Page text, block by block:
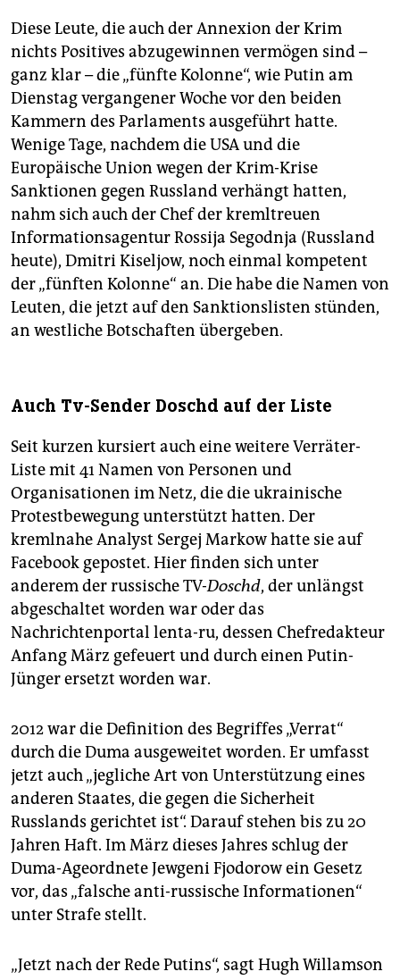
Diese Leute, die auch der Annexion der Krim
nichts Positives abzugewinnen vermögen sind –
ganz klar – die „fünfte Kolonne“, wie Putin am
Dienstag vergangener Woche vor den beiden
Kammern des Parlaments ausgeführt hatte.
Wenige Tage, nachdem die USA und die
Europäische Union wegen der Krim-Krise
Sanktionen gegen Russland verhängt hatten,
nahm sich auch der Chef der kremltreuen
Informationsagentur Rossija Segodnja (Russland
heute), Dmitri Kiseljow, noch einmal kompetent
der „fünften Kolonne“ an. Die habe die Namen von
Leuten, die jetzt auf den Sanktionslisten stünden,
an westliche Botschaften übergeben.
Auch Tv-Sender Doschd auf der Liste
Seit kurzen kursiert auch eine weitere Verräter-
Liste mit 41 Namen von Personen und
Organisationen im Netz, die die ukrainische
Protestbewegung unterstützt hatten. Der
kremlnahe Analyst Sergej Markow hatte sie auf
Facebook gepostet. Hier finden sich unter
anderem der russische TV-Doschd, der unlängst
abgeschaltet worden war oder das
Nachrichtenportal lenta-ru, dessen Chefredakteur
Anfang März gefeuert und durch einen Putin-
Jünger ersetzt worden war.
2012 war die Definition des Begriffes „Verrat“
durch die Duma ausgeweitet worden. Er umfasst
jetzt auch „jegliche Art von Unterstützung eines
anderen Staates, die gegen die Sicherheit
Russlands gerichtet ist“. Darauf stehen bis zu 20
Jahren Haft. Im März dieses Jahres schlug der
Duma-Ageordnete Jewgeni Fjodorow ein Gesetz
vor, das „falsche anti-russische Informationen“
unter Strafe stellt.
„Jetzt nach der Rede Putins“, sagt Hugh Willamson